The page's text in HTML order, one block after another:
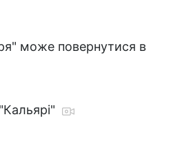
може повернутися в